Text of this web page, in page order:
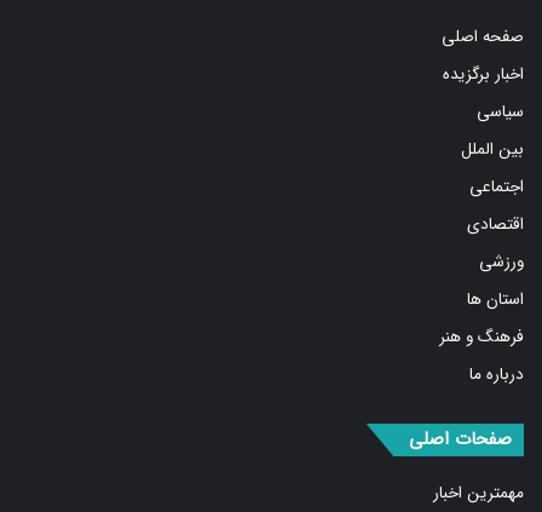
صفحه اصلی
اخبار برگزیده
سیاسی
بین الملل
اجتماعی
اقتصادی
ورزشی
استان ها
فرهنگ و هنر
درباره ما
صفحات اصلی
مهمترین اخبار